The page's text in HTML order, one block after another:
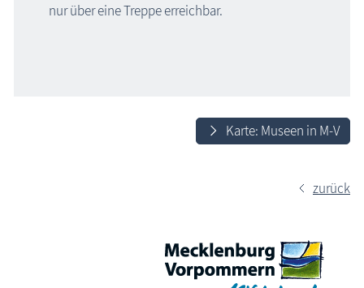
nur über eine Treppe erreichbar.
Karte: Museen in M-V
zurück